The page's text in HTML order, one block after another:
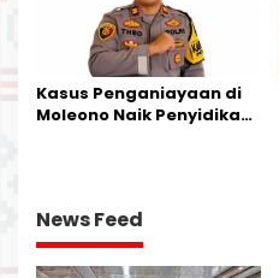
Kasus Penganiayaan di
Moleono Naik Penyidikan,
News Feed